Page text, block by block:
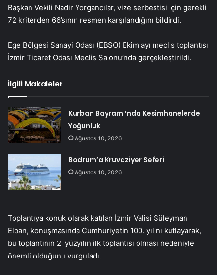
Başkan Vekili Nadir Yorgancılar, vize serbestisi için gerekli
72 kriterden 66’sının resmen karşılandığını bildirdi.
Ege Bölgesi Sanayi Odası (EBSO) Ekim ayı meclis toplantısı
İzmir Ticaret Odası Meclis Salonu’nda gerçekleştirildi.
İlgili Makaleler
Kurban Bayramı’nda Kesimhanelerde
Yoğunluk
Ağustos 10, 2026
Bodrum’a Kruvaziyer Seferi
Ağustos 10, 2026
Toplantıya konuk olarak katılan İzmir Valisi Süleyman
Elban, konuşmasında Cumhuriyetin 100. yılını kutlayarak,
bu toplantının 2. yüzyılın ilk toplantısı olması nedeniyle
önemli olduğunu vurguladı.